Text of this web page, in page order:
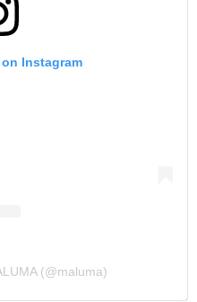
Instagram
(@maluma)